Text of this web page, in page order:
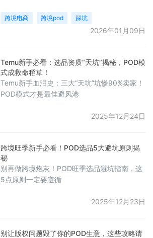
跨境电商 跨境pod 踩坑
2026年01月09日
Temu新手必看：选品资质“天坑”揭秘，POD模
式成救命稻草！
Temu新手血泪史：三大“天坑”坑惨90%卖家！
POD模式才是最佳避风港
2025年12月24日
跨境旺季新手必看！POD选品5大避坑原则揭
秘
别再做跨境炮灰！POD旺季选品避坑指南，这
5点原则一定要遵循
2025年12月23日
别让版权问题毁了你的POD生意，这些攻略请